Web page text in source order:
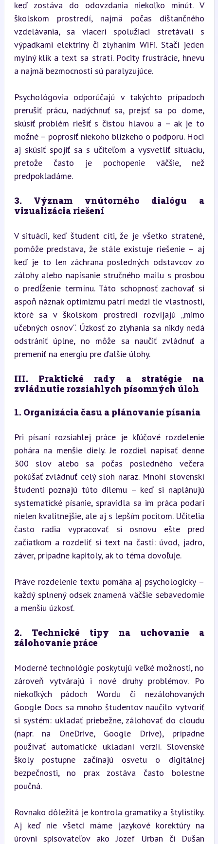
keď zostáva do odovzdania niekoľko minút. V
školskom prostredí, najmä počas dištančného
vzdelávania, sa viacerí spolužiaci stretávali s
výpadkami elektriny či zlyhaním WiFi. Stačí jeden
mylný klik a text sa stratí. Pocity frustrácie, hnevu
a najmä bezmocnosti sú paralyzujúce.
Psychológovia odporúčajú v takýchto prípadoch
prerušiť prácu, nadýchnuť sa, prejsť sa po dome,
skúsiť problém riešiť s čistou hlavou a – ak je to
možné – poprosiť niekoho blízkeho o podporu. Hoci
aj skúsiť spojiť sa s učiteľom a vysvetliť situáciu,
pretože často je pochopenie väčšie, než
predpokladáme.
3. Význam vnútorného dialógu a
vizualizácia riešení
V situácii, keď študent cíti, že je všetko stratené,
pomôže predstava, že stále existuje riešenie – aj
keď je to len záchrana posledných odstavcov zo
zálohy alebo napísanie stručného mailu s prosbou
o predĺženie termínu. Táto schopnosť zachovať si
aspoň náznak optimizmu patrí medzi tie vlastnosti,
ktoré sa v školskom prostredí rozvíjajú „mimo
učebných osnov“. Úzkosť zo zlyhania sa nikdy nedá
odstrániť úplne, no môže sa naučiť zvládnuť a
premeniť na energiu pre ďalšie úlohy.
III. Praktické rady a stratégie na
zvládnutie rozsiahlych písomných úloh
1. Organizácia času a plánovanie písania
Pri písaní rozsiahlej práce je kľúčové rozdelenie
pohára na menšie diely. Je rozdiel napísať denne
300 slov alebo sa počas posledného večera
pokúšať zvládnuť celý sloh naraz. Mnohí slovenskí
študenti poznajú túto dilemu – keď si naplánujú
systematické písanie, spravidla sa im práca podarí
nielen kvalitnejšie, ale aj s lepším pocitom. Učitelia
často radia vypracovať si osnovu ešte pred
začiatkom a rozdeliť si text na časti: úvod, jadro,
záver, prípadne kapitoly, ak to téma dovoľuje.
Práve rozdelenie textu pomáha aj psychologicky –
každý splnený odsek znamená väčšie sebavedomie
a menšiu úzkosť.
2. Technické tipy na uchovanie a
zálohovanie práce
Moderné technológie poskytujú veľké možnosti, no
zároveň vytvárajú i nové druhy problémov. Po
niekoľkých pádoch Wordu či nezálohovaných
Google Docs sa mnoho študentov naučilo vytvoriť
si systém: ukladať priebežne, zálohovať do cloudu
(napr. na OneDrive, Google Drive), prípadne
používať automatické ukladaní verzií. Slovenské
školy postupne začínajú osvetu o digitálnej
bezpečnosti, no prax zostáva často bolestne
poučná.
Rovnako dôležitá je kontrola gramatiky a štylistiky.
Aj keď nie všetci máme jazykové korektúry na
úrovni spisovateľov ako Jozef Urban či Dušan